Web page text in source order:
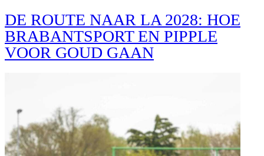
DE ROUTE NAAR LA 2028: HOE
BRABANTSPORT EN PIPPLE
VOOR GOUD GAAN